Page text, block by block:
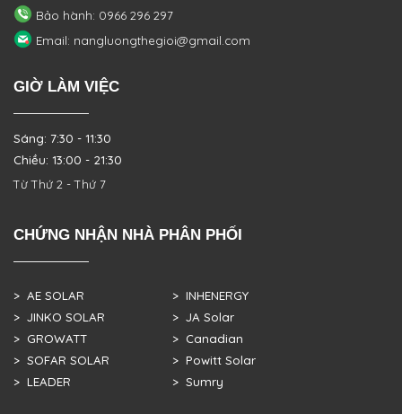
Bảo hành: 0966 296 297
Email: nangluongthegioi@gmail.com
GIỜ LÀM VIỆC
Sáng: 7:30 - 11:30
Chiều: 13:00 - 21:30
Từ Thứ 2 - Thứ 7
CHỨNG NHẬN NHÀ PHÂN PHỐI
> AE SOLAR
> JINKO SOLAR
> GROWATT
> SOFAR SOLAR
> LEADER
> INHENERGY
> JA Solar
> Canadian
> Powitt Solar
> Sumry